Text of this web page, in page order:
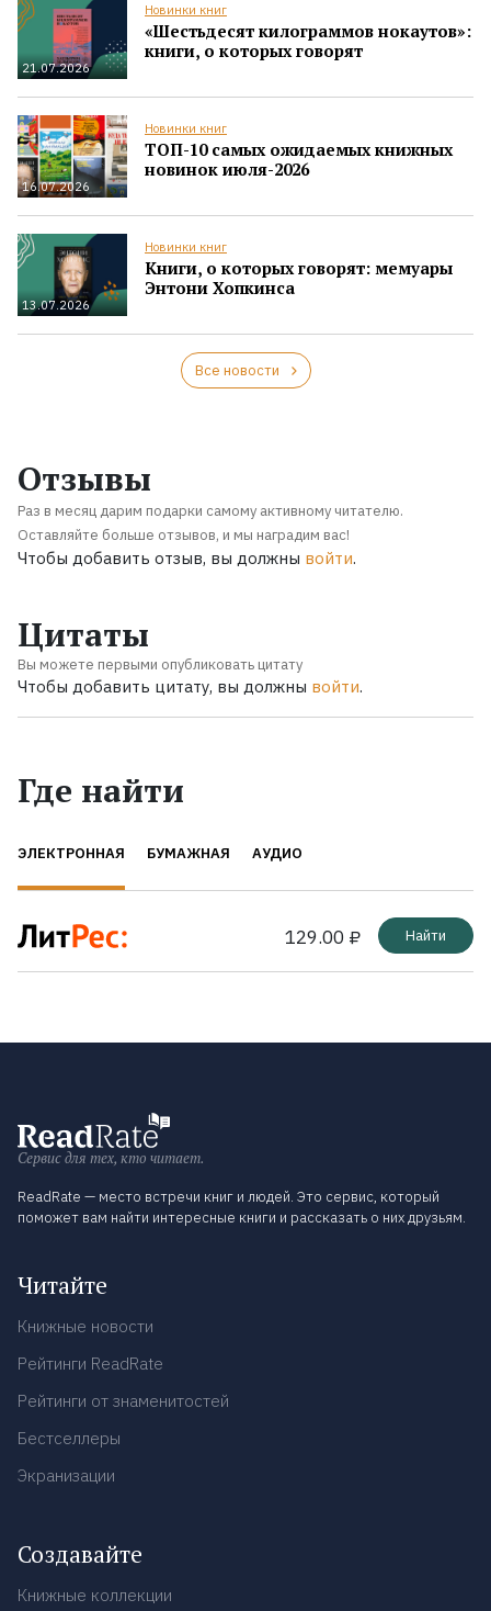
21.07.2026
Новинки книг
«Шестьдесят килограммов нокаутов»:
книги, о которых говорят
16.07.2026
Новинки книг
ТОП-10 самых ожидаемых книжных
новинок июля-2026
13.07.2026
Новинки книг
Книги, о которых говорят: мемуары
Энтони Хопкинса
Все новости
Отзывы
Раз в месяц дарим подарки самому активному читателю.
Оставляйте больше отзывов, и мы наградим вас!
Чтобы добавить отзыв, вы должны войти.
Цитаты
Вы можете первыми опубликовать цитату
Чтобы добавить цитату, вы должны войти.
Где найти
ЭЛЕКТРОННАЯ БУМАЖНАЯ АУДИО
129.00 ₽ Найти
Сервис для тех, кто читает.
ReadRate — место встречи книг и людей. Это сервис, который
поможет вам найти интересные книги и рассказать о них друзьям.
Читайте
Книжные новости
Рейтинги ReadRate
Рейтинги от знаменитостей
Бестселлеры
Экранизации
Создавайте
Книжные коллекции